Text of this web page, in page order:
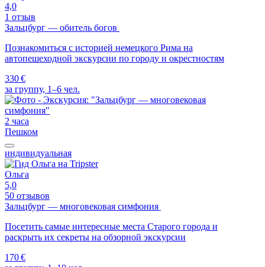
4,0
1 отзыв
Зальцбург — обитель богов
Познакомиться с историей немецкого Рима на
автопешеходной экскурсии по городу и окрестностям
330 €
за группу, 1–6 чел.
2 часа
Пешком
индивидуальная
Ольга
5,0
50 отзывов
Зальцбург — многовековая симфония
Посетить самые интересные места Старого города и
раскрыть их секреты на обзорной экскурсии
170 €